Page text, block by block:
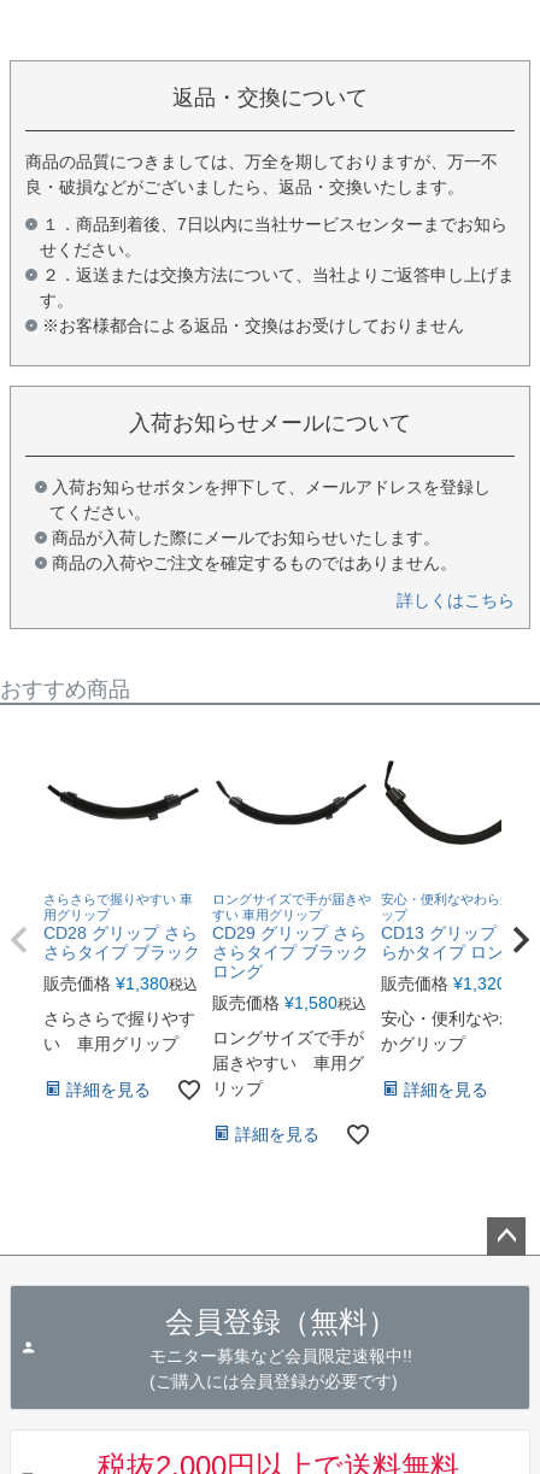
返品・交換について
商品の品質につきましては、万全を期しておりますが、万一不
良・破損などがございましたら、返品・交換いたします。
１．商品到着後、7日以内に当社サービスセンターまでお知ら
せください。
２．返送または交換方法について、当社よりご返答申し上げま
す。
※お客様都合による返品・交換はお受けしておりません
入荷お知らせメールについて
入荷お知らせボタンを押下して、メールアドレスを登録し
てください。
商品が入荷した際にメールでお知らせいたします。
商品の入荷やご注文を確定するものではありません。
詳しくはこちら
おすすめ商品
さらさらで握りやすい 車
用グリップ
CD28 グリップ さら
さらタイプ ブラック
販売価格 ¥1,380税込
さらさらで握りやす
い 車用グリップ
詳細を見る
ロングサイズで手が届きや
すい 車用グリップ
CD29 グリップ さら
さらタイプ ブラック
ロング
販売価格 ¥1,580税込
ロングサイズで手が
届きやすい 車用グ
リップ
詳細を見る
安心・便利なやわらかグリ
ップ
CD13 グリップ やわ
らかタイプ ロング
販売価格 ¥1,320
安心・便利なやわら
かグリップ
詳細を見る
会員登録（無料）
モニター募集など会員限定速報中!!
(ご購入には会員登録が必要です)
税抜2,000円以上で送料無料